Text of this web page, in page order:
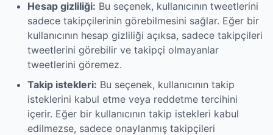
Hesap gizliliği: Bu seçenek, kullanıcının tweetlerini
sadece takipçilerinin görebilmesini sağlar. Eğer bir
kullanıcının hesap gizliliği açıksa, sadece takipçileri
tweetlerini görebilir ve takipçi olmayanlar
tweetlerini göremez.
Takip istekleri: Bu seçenek, kullanıcının takip
isteklerini kabul etme veya reddetme tercihini
içerir. Eğer bir kullanıcının takip istekleri kabul
edilmezse, sadece onaylanmış takipçileri